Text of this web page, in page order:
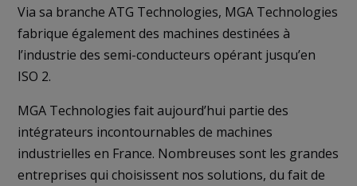
Via sa branche ATG Technologies, MGA Technologies
fabrique également des machines destinées à
l’industrie des semi-conducteurs opérant jusqu’en
ISO 2.
MGA Technologies fait aujourd’hui partie des
intégrateurs incontournables de machines
industrielles en France. Nombreuses sont les grandes
entreprises qui choisissent nos solutions, du fait de